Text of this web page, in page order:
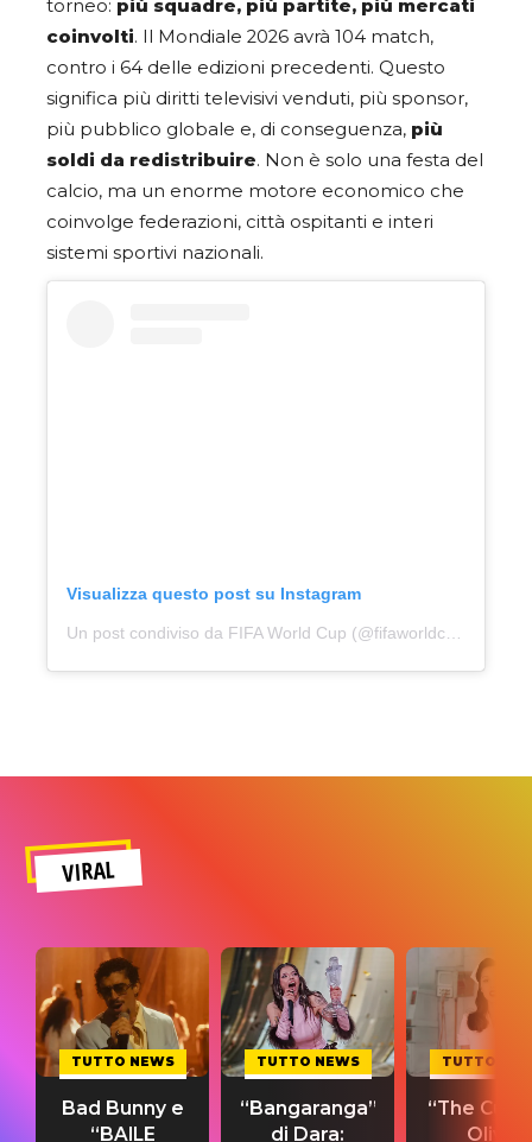
torneo: più squadre, più partite, più mercati
coinvolti. Il Mondiale 2026 avrà 104 match,
contro i 64 delle edizioni precedenti. Questo
significa più diritti televisivi venduti, più sponsor,
più pubblico globale e, di conseguenza, più
soldi da redistribuire. Non è solo una festa del
calcio, ma un enorme motore economico che
coinvolge federazioni, città ospitanti e interi
sistemi sportivi nazionali.
Visualizza questo post su Instagram
VIRAL
TUTTO NEWS
Bad Bunny e
“BAILE
TUTTO NEWS
“Bangaranga”
di Dara:
TUTTO
“The
Olivia